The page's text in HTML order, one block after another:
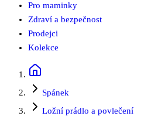
Pro maminky
Zdraví a bezpečnost
Prodejci
Kolekce
Spánek
Ložní prádlo a povlečení